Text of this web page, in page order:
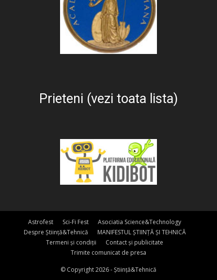
Prieteni (vezi toata lista)
Astrofest Sci-Fi Fest
Asociatia Science&Technology
Despre Știință&Tehnică
MANIFESTUL ȘTIINȚĂ ȘI TEHNICĂ
Termeni și condiții
Contact și publicitate
Trimite comunicat de presa
© Copyright 2026 - Știință&Tehnică